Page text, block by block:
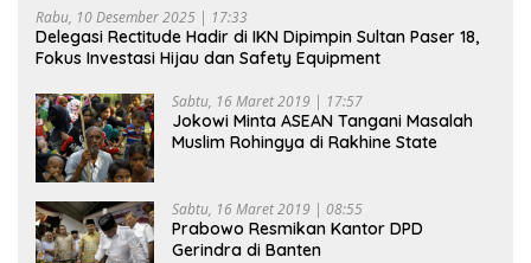
Rabu, 10 Desember 2025 | 17:33
Delegasi Rectitude Hadir di IKN Dipimpin Sultan Paser 18,
Fokus Investasi Hijau dan Safety Equipment
Sabtu, 16 Maret 2019 | 17:57
Jokowi Minta ASEAN Tangani Masalah
Muslim Rohingya di Rakhine State
Sabtu, 16 Maret 2019 | 08:55
Prabowo Resmikan Kantor DPD
Gerindra di Banten